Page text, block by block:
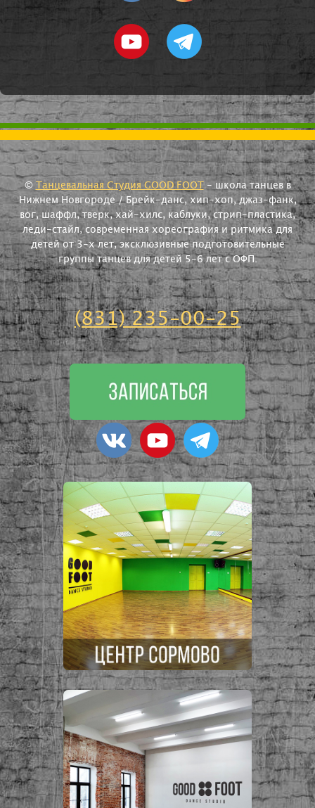
© Танцевальная Студия GOOD FOOT - школа танцев в
Нижнем Новгороде / Брейк-данс, хип-хоп, джаз-фанк,
вог, шаффл, тверк, хай-хилс, каблуки, стрип-пластика,
леди-стайл, современная хореография и ритмика для
детей от 3-х лет, эксклюзивные подготовительные
группы танцев для детей 5-6 лет с ОФП.
(831) 235-00-25